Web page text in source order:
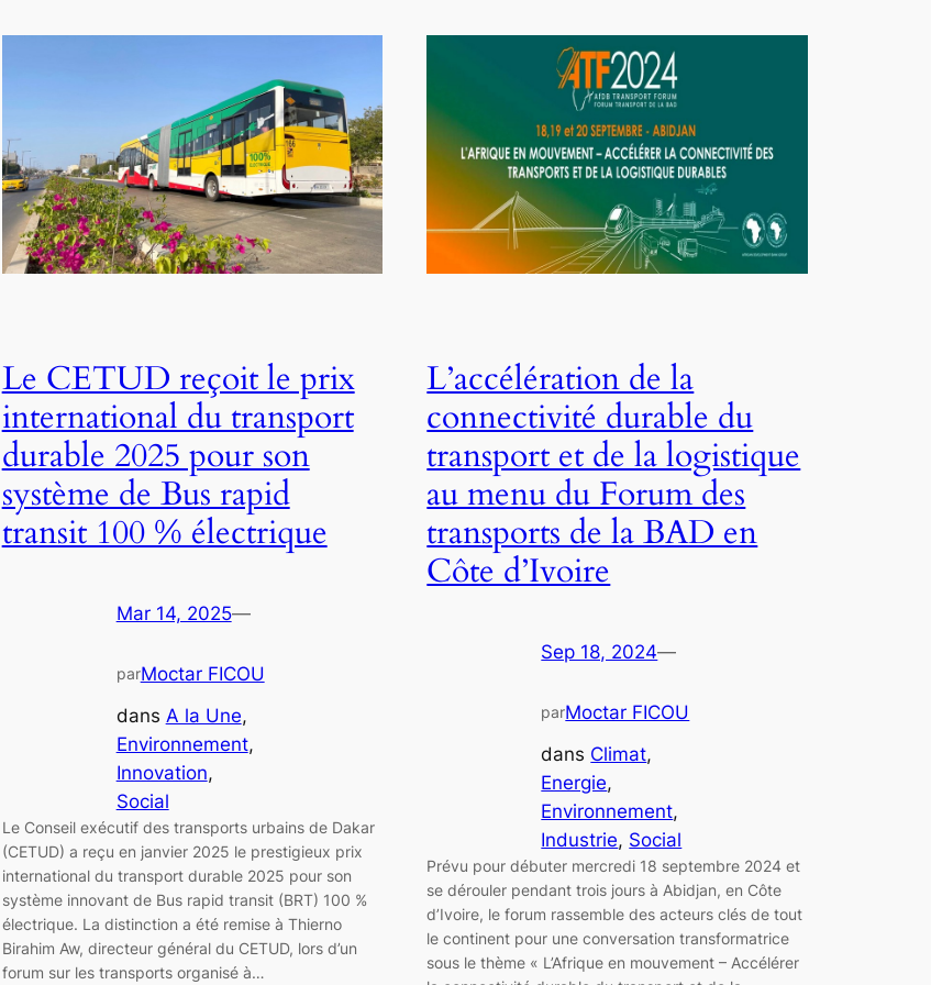
Le CETUD reçoit le prix
international du transport
durable 2025 pour son
système de Bus rapid
transit 100 % électrique
Mar 14, 2025—
parMoctar FICOU
dans A la Une
Environnement
Innovation
Social
Le Conseil exécutif des transports urbains de Dakar
(CETUD) a reçu en janvier 2025 le prestigieux prix
international du transport durable 2025 pour son
système innovant de Bus rapid transit (BRT) 100 %
électrique. La distinction a été remise à Thierno
Birahim Aw, directeur général du CETUD, lors d’un
forum sur les transports organisé à…
L’accélération de la
connectivité durable du
transport et de la logistique
au menu du Forum des
transports de la BAD en
Côte d’Ivoire
Sep 18, 2024—
parMoctar FICOU
dans Climat
Energie
Environnement
Industrie, Social
Prévu pour débuter mercredi 18 septembre 2024 et
se dérouler pendant trois jours à Abidjan, en Côte
d’Ivoire, le forum rassemble des acteurs clés de tout
le continent pour une conversation transformatrice
sous le thème « L’Afrique en mouvement – Accélérer